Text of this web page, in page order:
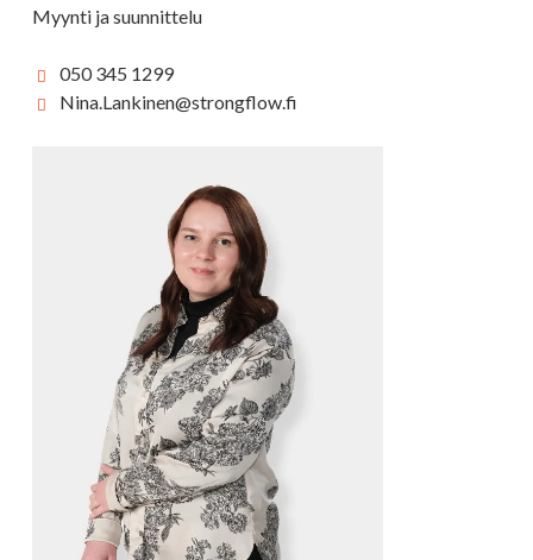
Myynti ja suunnittelu
050 345 1299
Nina.Lankinen@strongflow.fi